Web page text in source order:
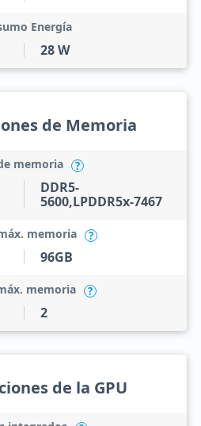
Energía
28 W
de Memoria
memoria ?
DDR5-
5600,LPDDR5x-7467
memoria ?
96GB
memoria ?
2
de la GPU